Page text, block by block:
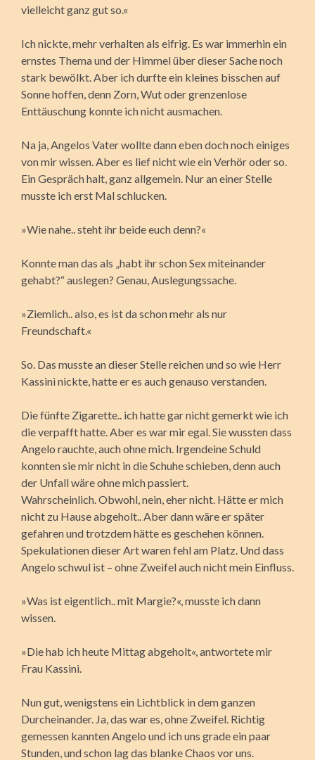
vielleicht ganz gut so.«
Ich nickte, mehr verhalten als eifrig. Es war immerhin ein
ernstes Thema und der Himmel über dieser Sache noch
stark bewölkt. Aber ich durfte ein kleines bisschen auf
Sonne hoffen, denn Zorn, Wut oder grenzenlose
Enttäuschung konnte ich nicht ausmachen.
Na ja, Angelos Vater wollte dann eben doch noch einiges
von mir wissen. Aber es lief nicht wie ein Verhör oder so.
Ein Gespräch halt, ganz allgemein. Nur an einer Stelle
musste ich erst Mal schlucken.
»Wie nahe.. steht ihr beide euch denn?«
Konnte man das als „habt ihr schon Sex miteinander
gehabt?“ auslegen? Genau, Auslegungssache.
»Ziemlich.. also, es ist da schon mehr als nur
Freundschaft.«
So. Das musste an dieser Stelle reichen und so wie Herr
Kassini nickte, hatte er es auch genauso verstanden.
Die fünfte Zigarette.. ich hatte gar nicht gemerkt wie ich
die verpafft hatte. Aber es war mir egal. Sie wussten dass
Angelo rauchte, auch ohne mich. Irgendeine Schuld
konnten sie mir nicht in die Schuhe schieben, denn auch
der Unfall wäre ohne mich passiert.
Wahrscheinlich. Obwohl, nein, eher nicht. Hätte er mich
nicht zu Hause abgeholt.. Aber dann wäre er später
gefahren und trotzdem hätte es geschehen können.
Spekulationen dieser Art waren fehl am Platz. Und dass
Angelo schwul ist – ohne Zweifel auch nicht mein Einfluss.
»Was ist eigentlich.. mit Margie?«, musste ich dann
wissen.
»Die hab ich heute Mittag abgeholt«, antwortete mir
Frau Kassini.
Nun gut, wenigstens ein Lichtblick in dem ganzen
Durcheinander. Ja, das war es, ohne Zweifel. Richtig
gemessen kannten Angelo und ich uns grade ein paar
Stunden, und schon lag das blanke Chaos vor uns.